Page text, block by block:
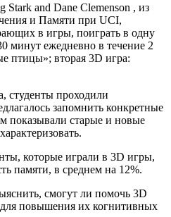
Stark and Dane Clemenson , из
и Памяти при UCI,
в игры, поиграть в одну
минут ежедневно в течение 2
птицы»; вторая 3D игра:
студенты проходили
запомнить конкретные
показывали старые и новые
которые играли в 3D игры,
памяти, в среднем на 12%.
смогут ли помочь 3D
повышения их когнитивных